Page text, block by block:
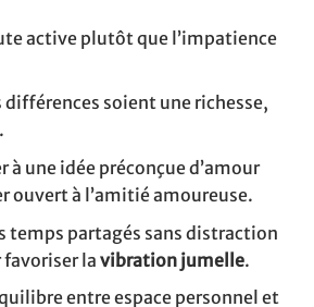
active plutôt que l’impatience
différences soient une richesse,
à une idée préconçue d’amour
ouvert à l’amitié amoureuse.
temps partagés sans distraction
la vibration jumelle.
entre espace personnel et